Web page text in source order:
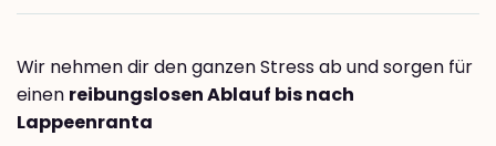
Wir nehmen dir den ganzen Stress ab und sorgen für
einen reibungslosen Ablauf bis nach
Lappeenranta